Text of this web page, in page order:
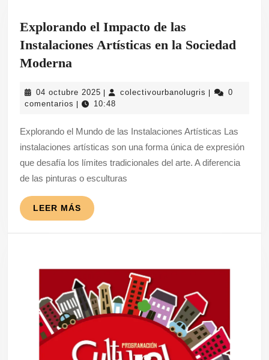
Explorando el Impacto de las
Instalaciones Artísticas en la Sociedad
Moderna
Impacto
las
Instalaciones
Artísticas
la
Sociedad
04 octubre 2025 04
octubre
| colectivourbanolugris |
0
comentarios | 10:48
Explorando el Mundo de las Instalaciones Artísticas Las
instalaciones artísticas son una forma única de expresión
que desafía los límites tradicionales del arte. A diferencia
de las pinturas o esculturas
LEER MÁS LEER
MÁS